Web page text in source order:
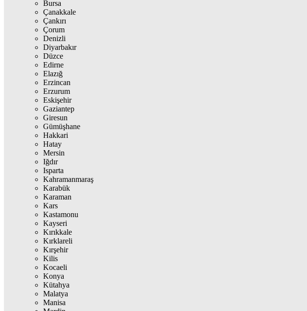
Bursa
Çanakkale
Çankırı
Çorum
Denizli
Diyarbakır
Düzce
Edirne
Elazığ
Erzincan
Erzurum
Eskişehir
Gaziantep
Giresun
Gümüşhane
Hakkari
Hatay
Mersin
Iğdır
Isparta
Kahramanmaraş
Karabük
Karaman
Kars
Kastamonu
Kayseri
Kırıkkale
Kırklareli
Kırşehir
Kilis
Kocaeli
Konya
Kütahya
Malatya
Manisa